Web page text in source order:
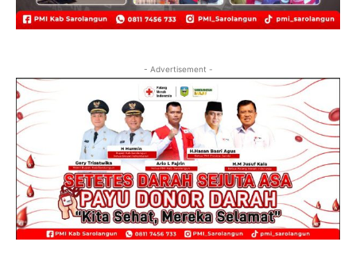
- Advertisement -